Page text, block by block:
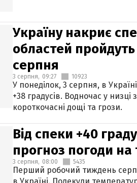
Україну накриє
областей
серпня
3 серпня, 09:27 10923
У понеділок, 3 серпня, в
+38 градусів. Водночас у низці
короткочасні дощі та грози.
Від спеки +40
прогноз погоди
3 серпня, 08:00 5435
Перший робочий тиждень